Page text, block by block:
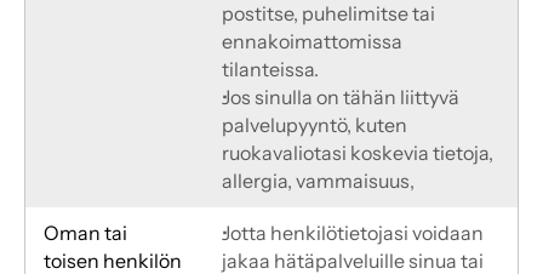
postitse, puhelimitse tai
ennakoimattomissa
tilanteissa.
Jos sinulla on tähän liittyvä
palvelupyyntö, kuten
ruokavaliotasi koskevia tietoja,
allergia, vammaisuus,
Oman tai
toisen henkilön
Jotta henkilötietojasi voidaan
jakaa hätäpalveluille sinua tai